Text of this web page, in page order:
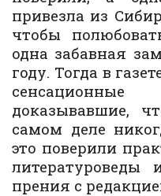
привезла из
чтобы
одна забавная
году. Тогда в
доказывавшие,
самом деле
это поверили
прения с